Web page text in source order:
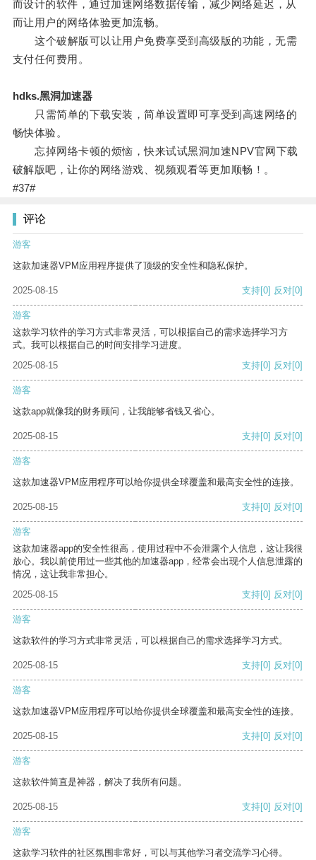
而设计的软件，通过加速网络数据传输，减少网络延迟，从
而让用户的网络体验更加流畅。
这个破解版可以让用户免费享受到高级版的功能，无需
支付任何费用。
hdks.黑洞加速器
只需简单的下载安装，简单设置即可享受到高速网络的
畅快体验。
忘掉网络卡顿的烦恼，快来试试黑洞加速NPV官网下载
破解版吧，让你的网络游戏、视频观看等更加顺畅！。
#37#
评论
游客
这款加速器VPM应用程序提供了顶级的安全性和隐私保护。
2025-08-15 支持[0] 反对[0]
游客
这款学习软件的学习方式非常灵活，可以根据自己的需求选择学习方
式。我可以根据自己的时间安排学习进度。
2025-08-15
支持[0] 反对[0]
游客
这款app就像我的财务顾问，让我能够省钱又省心。
2025-08-15 支持[0] 反对[0]
游客
这款加速器VPM应用程序可以给你提供全球覆盖和最高安全性的连接。
2025-08-15 支持[0] 反对[0]
游客
这款加速器app的安全性很高，使用过程中不会泄露个人信息，这让我很
放心。我以前使用过一些其他的加速器app，经常会出现个人信息泄露的
情况，这让我非常担心。
2025-08-15
支持[0] 反对[0]
游客
这款软件的学习方式非常灵活，可以根据自己的需求选择学习方式。
2025-08-15 支持[0] 反对[0]
游客
这款加速器VPM应用程序可以给你提供全球覆盖和最高安全性的连接。
2025-08-15 支持[0] 反对[0]
游客
这款软件简直是神器，解决了我所有问题。
2025-08-15 支持[0] 反对[0]
游客
这款学习软件的社区氛围非常好，可以与其他学习者交流学习心得。